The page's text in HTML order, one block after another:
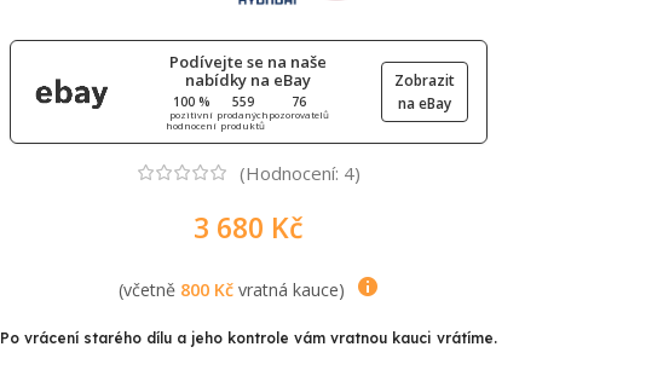
Podívejte se na naše
nabídky na eBay
100 %
pozitivní
hodnocení
559
prodaných
produktů
76
pozorovatelů
Zobrazit
na eBay
(Hodnocení: 4)
3 680 Kč
(včetně 800 Kčvratná kauce)
Po vrácení starého dílu a jeho kontrole vám vratnou kauci vrátíme.